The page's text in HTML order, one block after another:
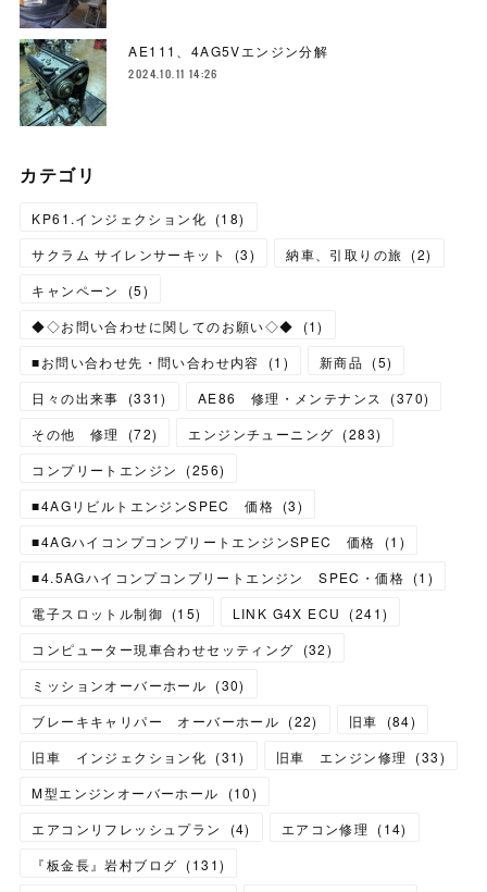
AE111、4AG5Vエンジン分解
2024.10.11 14:26
カテゴリ
KP61.インジェクション化 (18)
サクラム サイレンサーキット
(3) 納車、引取りの旅 (2)
キャンペーン
(5)
◆◇お問い合わせに関してのお願い◇◆
(1)
■お問い合わせ先・問い合わせ内容
(1 ) 新商品 (5)
日々の出来事
(331) AE86 修理・メンテナンス (370)
その他 修理
(72) エンジンチューニング (283)
コンプリートエンジン
(256)
■4AGリビルトエンジンSPEC 価格 (3)
■4AGハイコンプコンプリートエンジンSPEC 価格
(1 )
■4.5AGハイコンプコンプリートエンジン SPEC・価格 (1 )
電子スロットル制御 (15) LINK G4X ECU (241)
コンピューター現車合わせセッティング
(32)
ミッションオーバーホール (30)
ブレーキキャリパー オーバーホール (22) 旧車 (84)
旧車 インジェクション化 (31) 旧車 エンジン修理 (33)
M型エンジンオーバーホール
(10)
エアコンリフレッシュプラン
(4) エアコン修理 (14)
『板金長』岩村ブログ (131)